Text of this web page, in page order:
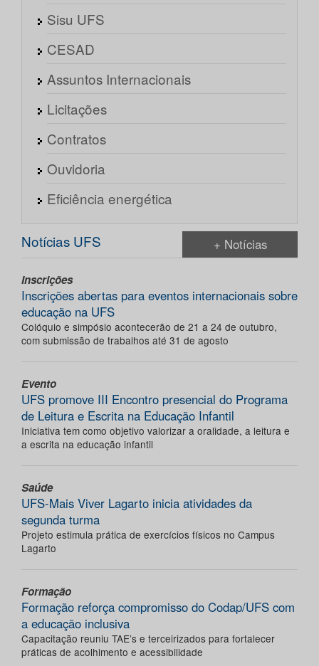
Sisu UFS
CESAD
Assuntos Internacionais
Licitações
Contratos
Ouvidoria
Eficiência energética
Notícias UFS + Notícias
Inscrições
Inscrições abertas para eventos internacionais sobre
educação na UFS
Colóquio e simpósio acontecerão de 21 a 24 de outubro,
com submissão de trabalhos até 31 de agosto
Evento
UFS promove III Encontro presencial do Programa
de Leitura e Escrita na Educação Infantil
Iniciativa tem como objetivo valorizar a oralidade, a leitura e
a escrita na educação infantil
Saúde
UFS-Mais Viver Lagarto inicia atividades da
segunda turma
Projeto estimula prática de exercícios físicos no Campus
Lagarto
Formação
Formação reforça compromisso do Codap/UFS com
a educação inclusiva
Capacitação reuniu TAE’s e terceirizados para fortalecer
práticas de acolhimento e acessibilidade